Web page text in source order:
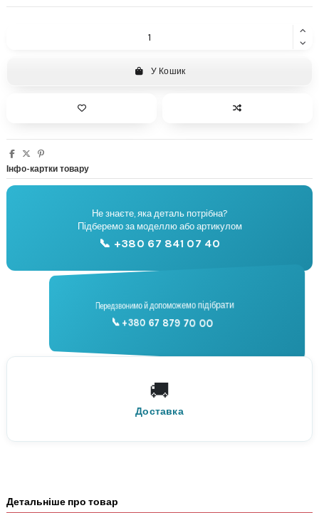
У Кошик
Інфо-картки товару
🔧
Підбір запчастин
Не знаєте, яка деталь потрібна?
Підберемо за моделлю або артикулом
📞 +380 67 841 07 40
📞
Консультація
Передзвонимо й допоможемо підібрати
📞 +380 67 879 70 00
🚚
Доставка
По всій Україні
Нова Пошта
Детальніше про товар